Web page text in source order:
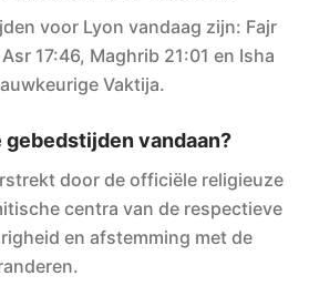
voor Lyon vandaag zijn: Fajr
17:46, Maghrib 21:01 en Isha
Vaktija.
gebedstijden vandaan?
door de officiële religieuze
centra van de respectieve
en afstemming met de